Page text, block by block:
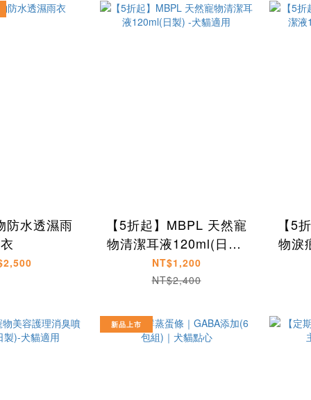
水透濕雨
衣
【5折起】MBPL 天然寵
物清潔耳液120ml(日製)
-犬貓適用
NT$1,200
NT$2,400
【5
物淚
新品上市